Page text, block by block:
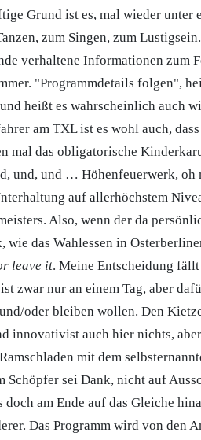
Grund ist es, mal wieder unter
zum Singen, zum
verhaltene Informationen zum
"Programmdetails folgen",
heißt es wahrscheinlich auch
am TXL ist es wohl auch,
mal das obligatorische
und, und … Höhenfeuerwerk,
auf allerhöchstem
Also, wenn der da
wie das Wahlessen in
leave it. Meine Entscheidung
zwar nur an einem Tag, aber
oder bleiben wollen. Den
innovativist auch hier nichts,
mit dem
Schöpfer sei Dank, nicht auf
am Ende auf das Gleiche
Das Programm wird von den